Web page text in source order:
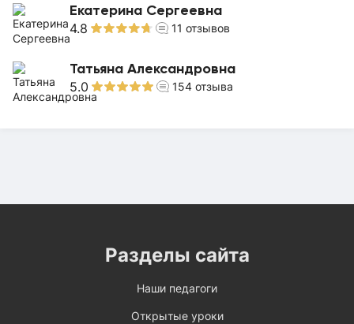
Екатерина Сергеевна
4.8 11 отзывов
Татьяна Александровна
5.0 154 отзыва
Разделы сайта
Наши педагоги
Открытые уроки